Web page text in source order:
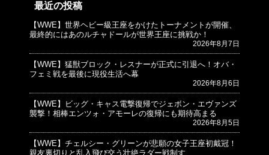
最近の投稿
【WWE】世界ヘビー級王座をかけたトーナメントが開催、
最終的にはあのルチャドールが世界王座に挑戦か！
2026年8月7日
【WWE】猛獣ブロック・レスナーが正式に引退へ！オバ・
フェミ戦を最後に現役生活へ幕
2026年8月6日
【WWE】ビッグ・キャス電撃復帰でジェボン・エヴァンズ
襲撃！相棒エンツォ・アモーレの復帰にも期待高まる
2026年8月5日
【WWE】チェルシー・グリーンが悲願の女子王座初戴冠！
親友裏切りと乱入飛び交う壮絶ラダー戦制す
© プロレスJunkie ～WWEの最新情報 USA～